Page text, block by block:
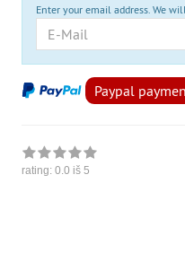
Enter your email address. We
E-Mail
Paypal
rating: 0.0 iš 5